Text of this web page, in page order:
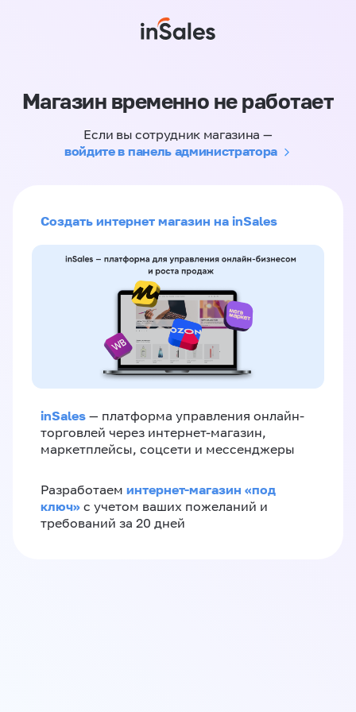
Магазин временно не работает
Если вы сотрудник магазина —
войдите в панель администратора
Создать интернет магазин на inSales
inSales — платформа управления онлайн-
торговлей через интернет-магазин,
маркетплейсы, соцсети и мессенджеры
Разработаем интернет-магазин «‎под
ключ»‎ с учетом ваших пожеланий и
требований за 20 дней